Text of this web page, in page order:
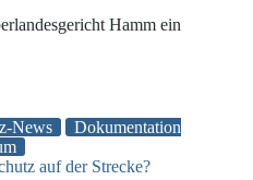
Hamm ein
News
Dokumentation
auf der Strecke?